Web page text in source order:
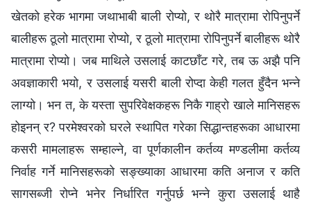
खेतको हरेक भागमा जथाभाबी बाली रोप्यो, र थोरै मात्रामा रोपिनुपर्ने
बालीहरू ठूलो मात्रामा रोप्यो, र ठूलो मात्रामा रोपिनुपर्ने बालीहरू थोरै
मात्रामा रोप्यो। जब माथिले उसलाई काटछाँट गरे, तब ऊ अझै पनि
अवज्ञाकारी भयो, र उसलाई यसरी बाली रोप्दा केही गलत हुँदैन भन्‍ने
लाग्यो। भन त, के यस्ता सुपरिवेक्षकहरू निकै गाह्रो खाले मानिसहरू
होइनन् र? परमेश्‍वरको घरले स्थापित गरेका सिद्धान्तहरूका आधारमा
कसरी मामलाहरू सम्हाल्ने, वा पूर्णकालीन कर्तव्य मण्डलीमा कर्तव्य
निर्वाह गर्ने मानिसहरूको सङ्ख्याका आधारमा कति अनाज र कति
सागसब्जी रोप्‍ने भनेर निर्धारित गर्नुपर्छ भन्‍ने कुरा उसलाई थाहै